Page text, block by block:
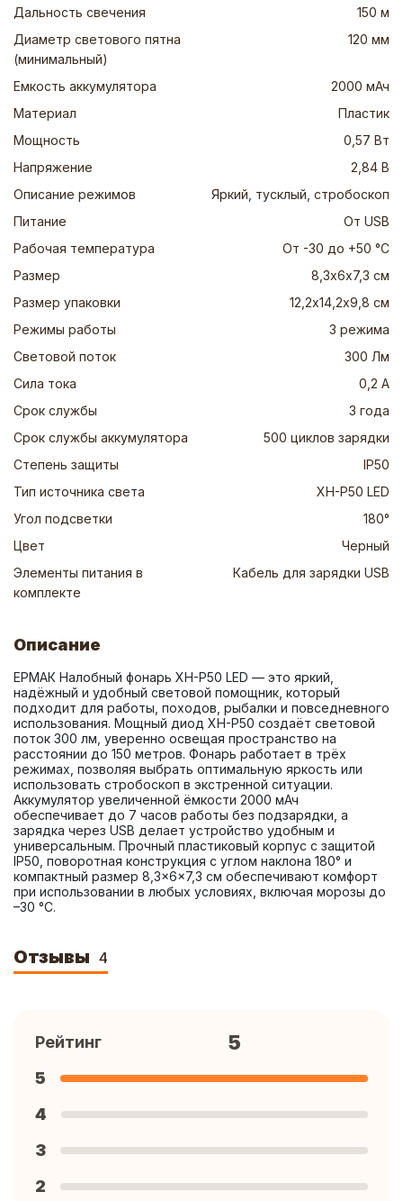
Дальность свечения
150 м
Диаметр светового пятна
(минимальный)
120 мм
Емкость аккумулятора
2000 мАч
Материал
Пластик
Мощность
0,57 Вт
Напряжение
2,84 В
Описание режимов
Яркий, тусклый, стробоскоп
Питание
От USB
Рабочая температура
От -30 до +50 °C
Размер
8,3х6х7,3 см
Размер упаковки
12,2х14,2х9,8 см
Режимы работы
3 режима
Световой поток
300 Лм
Сила тока
0,2 А
Срок службы
3 года
Срок службы аккумулятора
500 циклов зарядки
Степень защиты
IP50
Тип источника света
XH-P50 LED
Угол подсветки
180°
Цвет
Черный
Элементы питания в
комплекте
Кабель для зарядки USB
Описание
ЕРМАК Налобный фонарь XH-P50 LED — это яркий,
надёжный и удобный световой помощник, который
подходит для работы, походов, рыбалки и повседневного
использования. Мощный диод XH-P50 создаёт световой
поток 300 лм, уверенно освещая пространство на
расстоянии до 150 метров. Фонарь работает в трёх
режимах, позволяя выбрать оптимальную яркость или
использовать стробоскоп в экстренной ситуации.
Аккумулятор увеличенной ёмкости 2000 мАч
обеспечивает до 7 часов работы без подзарядки, а
зарядка через USB делает устройство удобным и
универсальным. Прочный пластиковый корпус с защитой
IP50, поворотная конструкция с углом наклона 180° и
компактный размер 8,3×6×7,3 см обеспечивают комфорт
при использовании в любых условиях, включая морозы до
–30 °C.
Отзывы 4
Рейтинг 5
5
4
3
2